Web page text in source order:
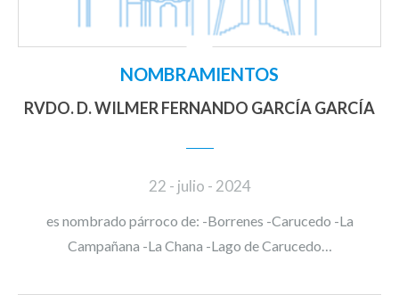
NOMBRAMIENTOS
RVDO. D. WILMER FERNANDO GARCÍA GARCÍA
22 - julio - 2024
es nombrado párroco de: -Borrenes -Carucedo -La
Campañana -La Chana -Lago de Carucedo…